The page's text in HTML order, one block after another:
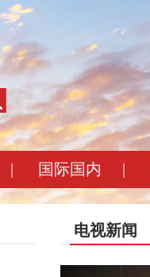
| 国际国内 |
电视新闻